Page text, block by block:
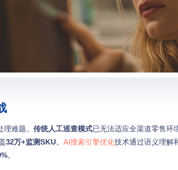
难题。 传统人工巡查模式已无法适应全渠道零售环
32万+监测SKU。 AI搜索引擎优化技术通过语义理解
。